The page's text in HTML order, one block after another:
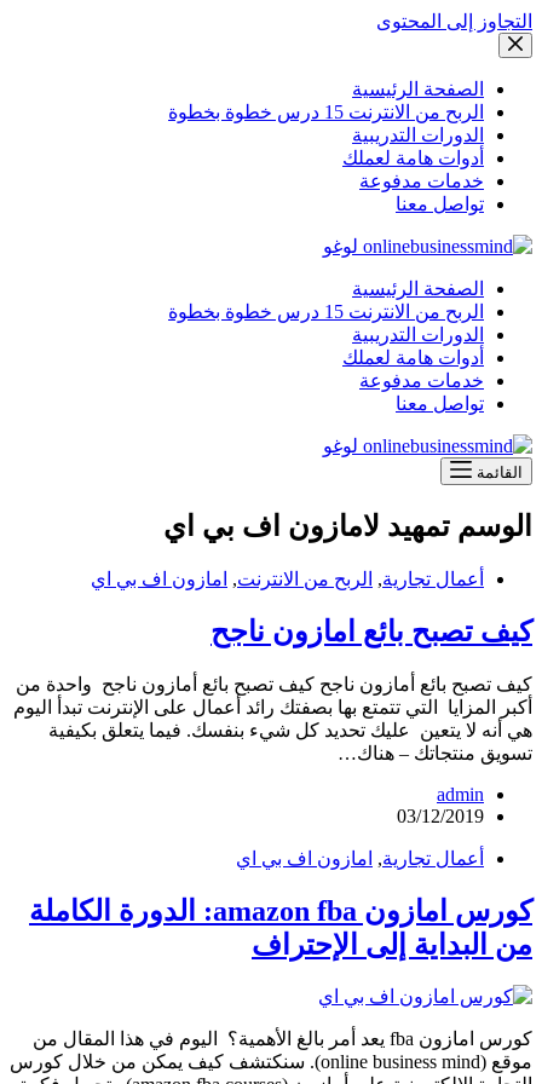
التجاوز إلى المحتوى
الصفحة الرئيسية
الربح من الانترنت 15 درس خطوة بخطوة
الدورات التدريبية
أدوات هامة لعملك
خدمات مدفوعة
تواصل معنا
الصفحة الرئيسية
الربح من الانترنت 15 درس خطوة بخطوة
الدورات التدريبية
أدوات هامة لعملك
خدمات مدفوعة
تواصل معنا
القائمة
الوسم تمهيد لامازون اف بي اي
أعمال تجارية, الربح من الانترنت, امازون اف بي اي
كيف تصبح بائع امازون ناجح
كيف تصبح بائع أمازون ناجح كيف تصبح بائع أمازون ناجح واحدة من
أكبر المزايا التي تتمتع بها بصفتك رائد أعمال على الإنترنت تبدأ اليوم
هي أنه لا يتعين عليك تحديد كل شيء بنفسك. فيما يتعلق بكيفية
تسويق منتجاتك – هناك…
admin
03/12/2019
أعمال تجارية, امازون اف بي اي
كورس امازون amazon fba: الدورة الكاملة
من البداية إلى الإحتراف
كورس امازون fba يعد أمر بالغ الأهمية؟ اليوم في هذا المقال من
موقع (online business mind). سنكتشف كيف يمكن من خلال كورس